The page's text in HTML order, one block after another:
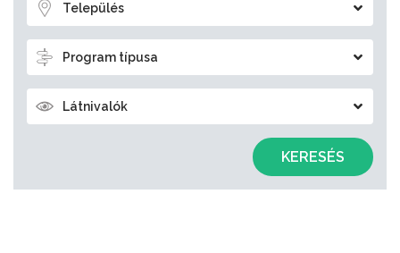
Település
Program típusa
Látnivalók
KERESÉS